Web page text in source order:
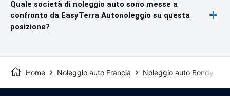
Quale società di noleggio auto sono messe a
confronto da EasyTerra Autonoleggio su questa
posizione?
Home Noleggio auto Francia Noleggio auto Bondy